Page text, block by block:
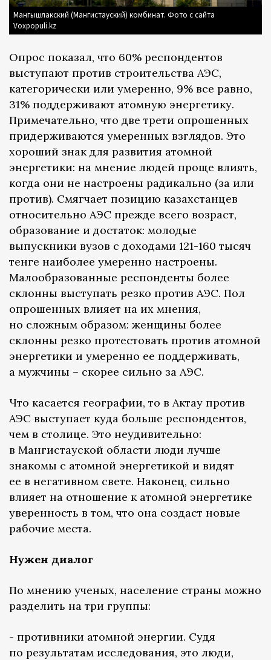
Мангышлакский (Мангистауский) комбинат. Фото с сайта
Voxpopuli.kz
Опрос показал, что 60% респондентов
выступают против строительства АЭС,
категорически или умеренно, 9% все равно,
31% поддерживают атомную энергетику.
Примечательно, что две трети опрошенных
придерживаются умеренных взглядов. Это
хороший знак для развития атомной
энергетики: на мнение людей проще влиять,
когда они не настроены радикально (за или
против). Смягчает позицию казахстанцев
относительно АЭС прежде всего возраст,
образование и достаток: молодые
выпускники вузов с доходами 121-160 тысяч
тенге наиболее умеренно настроены.
Малообразованные респонденты более
склонны выступать резко против АЭС. Пол
опрошенных влияет на их мнения,
но сложным образом: женщины более
склонны резко протестовать против атомной
энергетики и умеренно ее поддерживать,
а мужчины – скорее сильно за АЭС.
Что касается географии, то в Актау против
АЭС выступает куда больше респондентов,
чем в столице. Это неудивительно:
в Мангистауской области люди лучше
знакомы с атомной энергетикой и видят
ее в негативном свете. Наконец, сильно
влияет на отношение к атомной энергетике
уверенность в том, что она создаст новые
рабочие места.
Нужен диалог
По мнению ученых, население страны можно
разделить на три группы:
- противники атомной энергии. Судя
по результатам исследования, это люди,